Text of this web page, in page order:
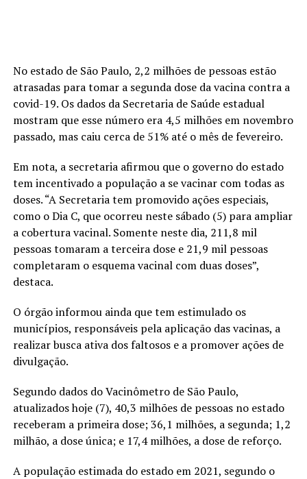
No estado de São Paulo, 2,2 milhões de pessoas estão
atrasadas para tomar a segunda dose da vacina contra a
covid-19. Os dados da Secretaria de Saúde estadual
mostram que esse número era 4,5 milhões em novembro
passado, mas caiu cerca de 51% até o mês de fevereiro.
Em nota, a secretaria afirmou que o governo do estado
tem incentivado a população a se vacinar com todas as
doses. “A Secretaria tem promovido ações especiais,
como o Dia C, que ocorreu neste sábado (5) para ampliar
a cobertura vacinal. Somente neste dia, 211,8 mil
pessoas tomaram a terceira dose e 21,9 mil pessoas
completaram o esquema vacinal com duas doses”,
destaca.
O órgão informou ainda que tem estimulado os
municípios, responsáveis pela aplicação das vacinas, a
realizar busca ativa dos faltosos e a promover ações de
divulgação.
Segundo dados do Vacinômetro de São Paulo,
atualizados hoje (7), 40,3 milhões de pessoas no estado
receberam a primeira dose; 36,1 milhões, a segunda; 1,2
milhão, a dose única; e 17,4 milhões, a dose de reforço.
A população estimada do estado em 2021, segundo o